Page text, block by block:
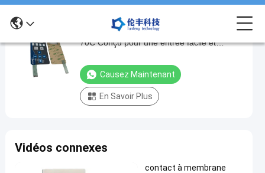
Clavier
industriel
avec
Conçu
Clavier industriel avec pavé tactile -20C-
70C Conçu pour une entrée facile et
industriels
Causez Maintenant
En Savoir Plus
Vidéos connexes
contact à membrane